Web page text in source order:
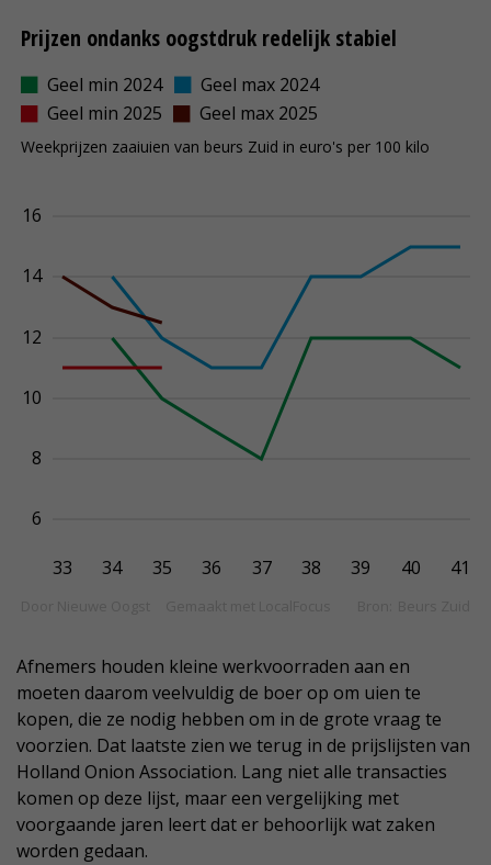
Afnemers houden kleine werkvoorraden aan en
moeten daarom veelvuldig de boer op om uien te
kopen, die ze nodig hebben om in de grote vraag te
voorzien. Dat laatste zien we terug in de prijslijsten van
Holland Onion Association. Lang niet alle transacties
komen op deze lijst, maar een vergelijking met
voorgaande jaren leert dat er behoorlijk wat zaken
worden gedaan.